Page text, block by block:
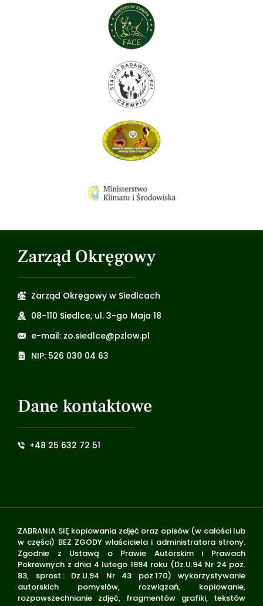
Zarząd Okręgowy
Zarząd Okręgowy w Siedlcach
08-110 Siedlce, ul. 3-go Maja 18
e-mail: zo.siedlce@pzlow.pl
NIP: 526 030 04 63
Dane kontaktowe
+48 25 632 72 51
ZABRANIA SIĘ kopiowania zdjęć oraz opisów (w całości lub
w części) BEZ ZGODY właściciela i administratora strony.
Zgodnie z Ustawą o Prawie Autorskim i Prawach
Pokrewnych z dnia 4 lutego 1994 roku (Dz.U.94 Nr 24 poz.
83, sprost.: Dz.U.94 Nr 43 poz.170) wykorzystywanie
autorskich pomysłów, rozwiązań, kopiowanie,
rozpowszechnianie zdjęć, fragmentów grafiki, tekstów